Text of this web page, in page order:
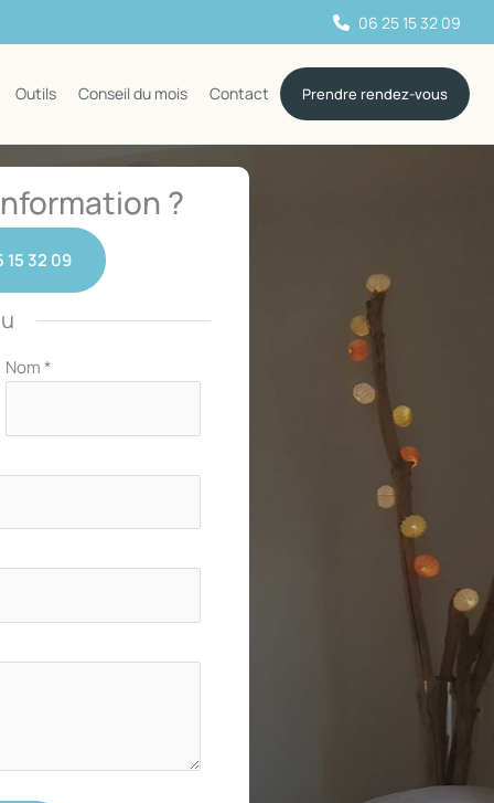
06 25 15 32 09
Outils Conseil du mois Contact Prendre rendez-vous
?
15 32 09
Nom*